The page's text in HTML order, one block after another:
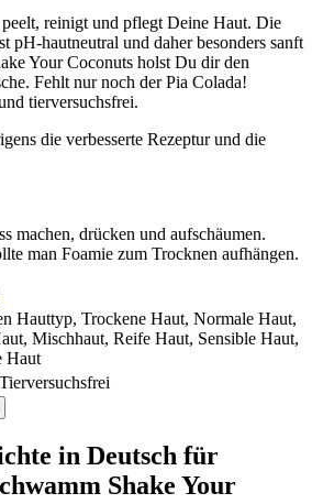
reinigt und pflegt Deine Haut. Die
pH-hautneutral und daher besonders sanft
Your Coconuts holst Du dir den
Fehlt nur noch der Pia Colada!
tierversuchsfrei.
die verbesserte Rezeptur und die
machen, drücken und aufschäumen.
man Foamie zum Trocknen aufhängen.
Hauttyp, Trockene Haut, Normale Haut,
Mischhaut, Reife Haut, Sensible Haut,
Haut
in Deutsch für
Shake Your